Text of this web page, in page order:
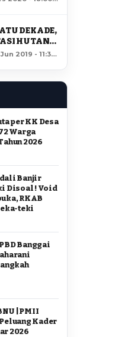
DEKADE,
HUTAN
MENCAPAI
2019 - 11:34
per KK Desa
Warga
2026
Banjir
Disoal ! Void
RKAB
teki
Banggai
| PMII
Kader
2026